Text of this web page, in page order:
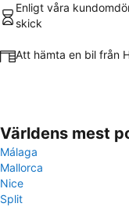
Enligt våra
skick
Att hämta en bil från
Världens mest
Málaga
Mallorca
Nice
Split